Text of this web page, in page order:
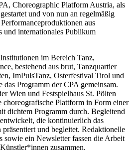
Choreographic Platform Austria, als
und von nun an regelmäßig
aus
und internationales Publikum
im Bereich Tanz,
bestehend aus brut, Tanzquartier
ImPulsTanz, Osterfestival Tirol und
Programm der CPA gemeinsam.
Wien und Festspielhaus St. Pölten
Plattform in Form einer
dichtem Programm durch. Begleitend
die kontinuierlich das
präsentiert und begleitet. Redaktionelle
sowie ein Newsletter fassen die Arbeit
zusammen.